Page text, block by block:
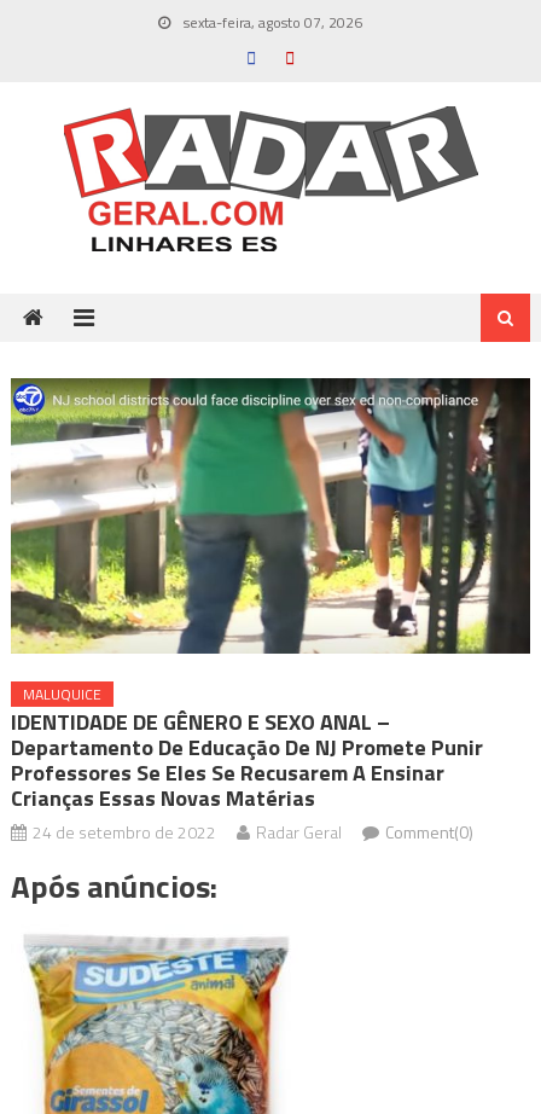
sexta-feira, agosto 07, 2026
MALUQUICE
IDENTIDADE DE GÊNERO E SEXO ANAL –
Departamento De Educação De NJ Promete Punir
Professores Se Eles Se Recusarem A Ensinar
Crianças Essas Novas Matérias
24 de setembro de 2022 Radar Geral Comment(0)
Após anúncios: